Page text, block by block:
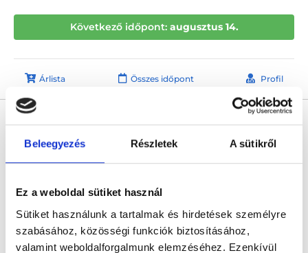
Beleegyezés Részletek A sütikről
Ez a weboldal sütiket használ
Sütiket használunk a tartalmak és hirdetések személyre
szabásához, közösségi funkciók biztosításához,
valamint weboldalforgalmunk elemzéséhez. Ezenkívül
Következő időpont: augusztus 14.
Árlista Összes időpont Profil
* Szakorvos jelölt (rezidens): általános orvosi oklevéllel rendelkező
orvos, aki jogszabályok szerinti szakorvosi szakképesítés
önállóan nem végezhető szakmai tevékenységért teljes
szolgáltató szakorvosa az első részvizsgáig, utána pedig a
felelősségét kizárja esetleges névazonosságért bármely szakorvos
Főoldal Gyógytornász Budapest, XVII. kerület